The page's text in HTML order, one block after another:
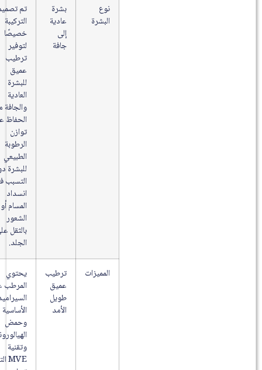
تم تصميم
التركيبة
خصيصًا
ترطيب
والجافة مع
الحفاظ على
الرطوبة
الطبيعي
للبشرة دون
التسبب في
المسام أو
بالثقل على
المميزات
ترطيب
يحتوي
المرطب على
السيراميدات
الأساسية
وحمض
الهيالورونيك
MVE التي